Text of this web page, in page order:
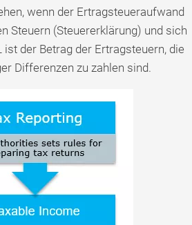
wenn der Ertragsteueraufwand
Steuern (Steuererklärung) und sich
der Betrag der Ertragsteuern, die
Differenzen zu zahlen sind.